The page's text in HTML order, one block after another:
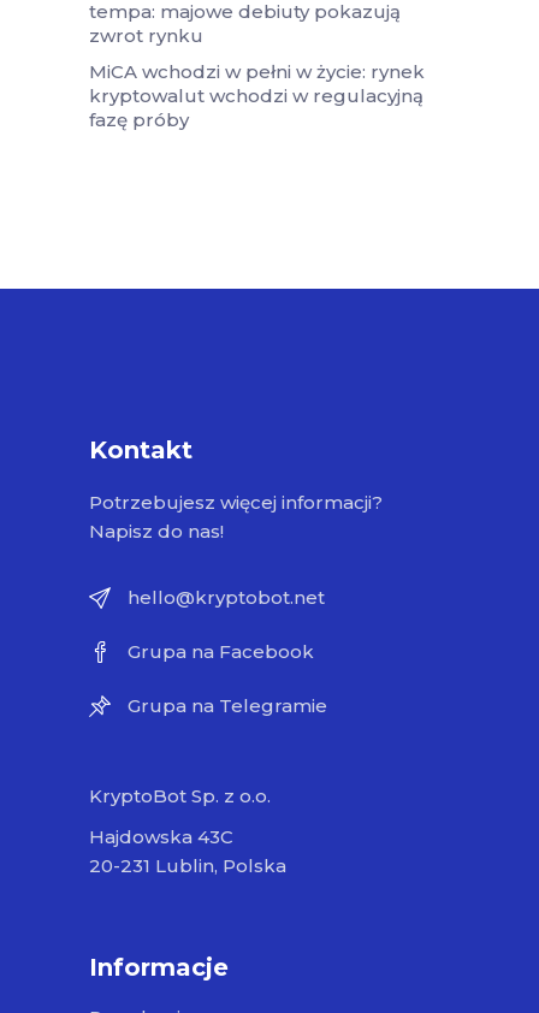
tempa: majowe debiuty pokazują
zwrot rynku
MiCA wchodzi w pełni w życie: rynek
kryptowalut wchodzi w regulacyjną
fazę próby
Kontakt
Potrzebujesz więcej informacji?
Napisz do nas!
hello@kryptobot.net
Grupa na Facebook
Grupa na Telegramie
KryptoBot Sp. z o.o.
Hajdowska 43C
20-231 Lublin, Polska
Informacje